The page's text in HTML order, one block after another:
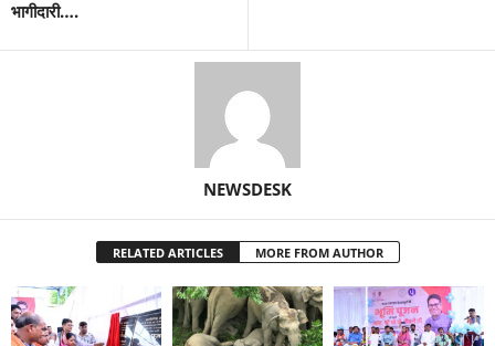
भागीदारी….
NEWSDESK
RELATED ARTICLES MORE FROM AUTHOR